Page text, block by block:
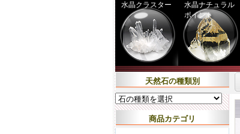
水晶クラスター
水晶ナチュラル
ポイント
天然石の種類別
商品カテゴリ